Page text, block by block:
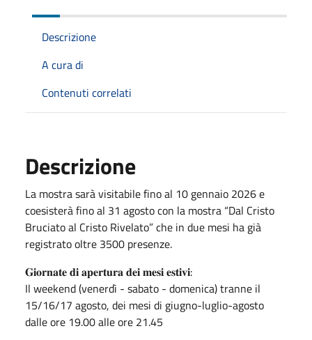
Descrizione
A cura di
Contenuti correlati
Descrizione
La mostra sarà visitabile fino al 10 gennaio 2026 e
coesisterà fino al 31 agosto con la mostra “Dal Cristo
Bruciato al Cristo Rivelato” che in due mesi ha già
registrato oltre 3500 presenze.
𝐆𝐢𝐨𝐫𝐧𝐚𝐭𝐞 𝐝𝐢 𝐚𝐩𝐞𝐫𝐭𝐮𝐫𝐚 𝐝𝐞𝐢 𝐦𝐞𝐬𝐢 𝐞𝐬𝐭𝐢𝐯𝐢:
Il weekend (venerdì - sabato - domenica) tranne il
15/16/17 agosto, dei mesi di giugno-luglio-agosto
dalle ore 19.00 alle ore 21.45